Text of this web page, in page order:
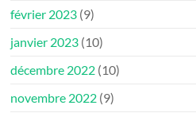
février 2023 (9)
janvier 2023 (10)
décembre 2022 (10)
novembre 2022 (9)